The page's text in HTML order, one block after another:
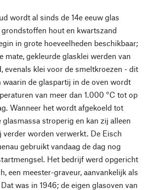
wordt al sinds de 14e eeuw glas
hout en kwartszand
in grote hoeveelheden beschikbaar;
mate, gekleurde glasklei werden van
evenals klei voor de smeltkroezen - dit
waarin de glaspartij in de oven wordt
van meer dan 1.000 °C tot op
Wanneer het wordt afgekoeld tot
glasmassa stroperig en kan zij alleen
verder worden verwerkt. De Eisch
gebruikt vandaag de dag nog
Het bedrijf werd opgericht
een meester-graveur, aanvankelijk als
was in 1946; de eigen glasoven van